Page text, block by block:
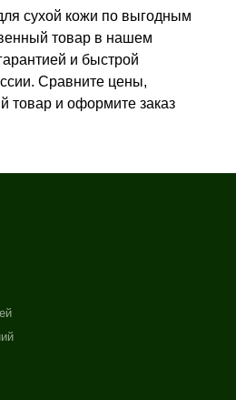
сухой кожи по выгодным
товар в нашем
и быстрой
Сравните цены,
товар и оформите заказ